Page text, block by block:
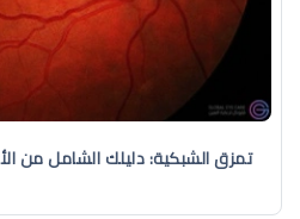
تمزق الشبكية: دليلك الشامل من